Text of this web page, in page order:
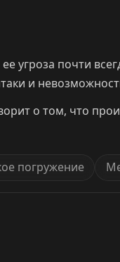
угроза почти
и
о том, что
погружение